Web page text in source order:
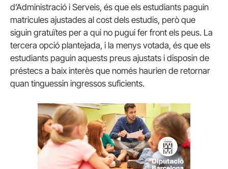
d’Administració i Serveis, és que els estudiants paguin
matricules ajustades al cost dels estudis, però que
siguin gratuïtes per a qui no pugui fer front els peus. La
tercera opció plantejada, i la menys votada, és que els
estudiants paguin aquests preus ajustats i disposin de
préstecs a baix interès que només haurien de retornar
quan tinguessin ingressos suficients.